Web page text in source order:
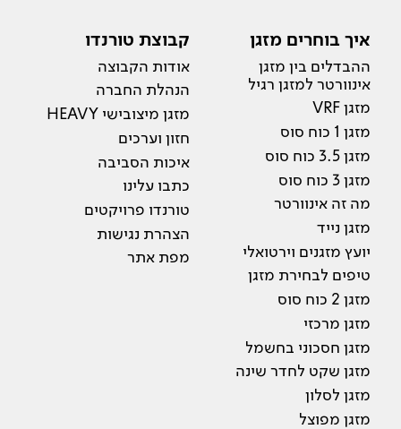
איך בוחרים מזגן
ההבדלים בין מזגן
אינוורטר למזגן רגיל
מזגן VRF
מזגן 1 כוח סוס
מזגן 3.5 כוח סוס
מזגן 3 כוח סוס
מה זה אינוורטר
מזגן נייד
יועץ מזגנים וירטואלי
טיפים לבחירת מזגן
מזגן 2 כוח סוס
מזגן מרכזי
מזגן חסכוני בחשמל
מזגן שקט לחדר שינה
מזגן לסלון
מזגן מפוצל
קבוצת טורנדו
אודות הקבוצה
הנהלת החברה
מזגן מיצובישי HEAVY
חזון וערכים
איכות הסביבה
כתבו עלינו
טורנדו פרויקטים
הצהרת נגישות
מפת אתר